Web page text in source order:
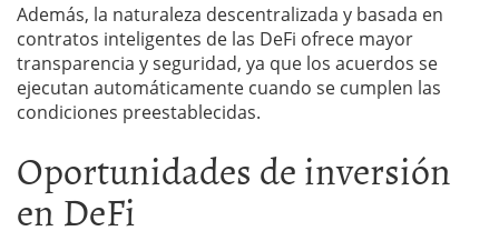
Además, la naturaleza descentralizada y basada en
contratos inteligentes de las DeFi ofrece mayor
transparencia y seguridad, ya que los acuerdos se
ejecutan automáticamente cuando se cumplen las
condiciones preestablecidas.
Oportunidades de inversión
en DeFi